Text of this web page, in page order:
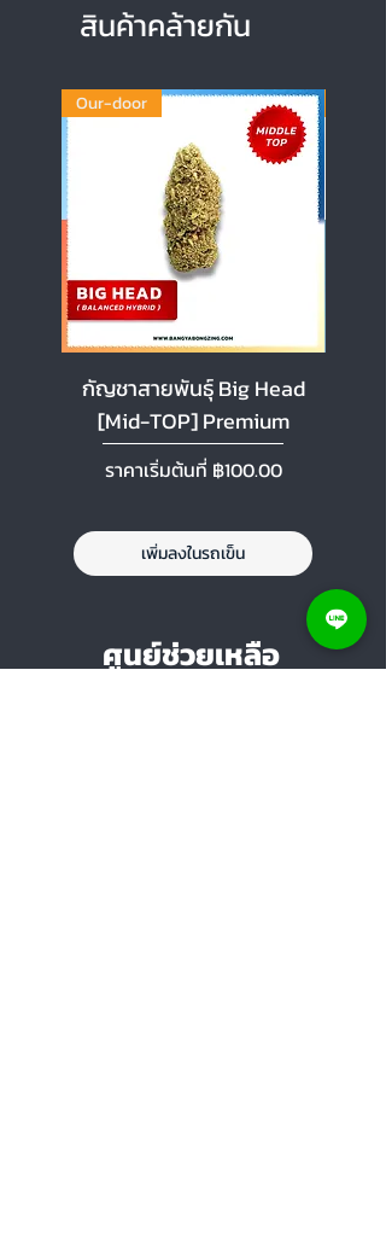
สินค้าคล้ายกัน
Our-door
กัญชาสายพันธุ์ Big Head
[Mid-TOP] Premium
ราคาเริ่มต้นที่ ฿100.00
ราคาขายลด
เพิ่มลงในรถเข็น
ศูนย์ช่วยเหลือ